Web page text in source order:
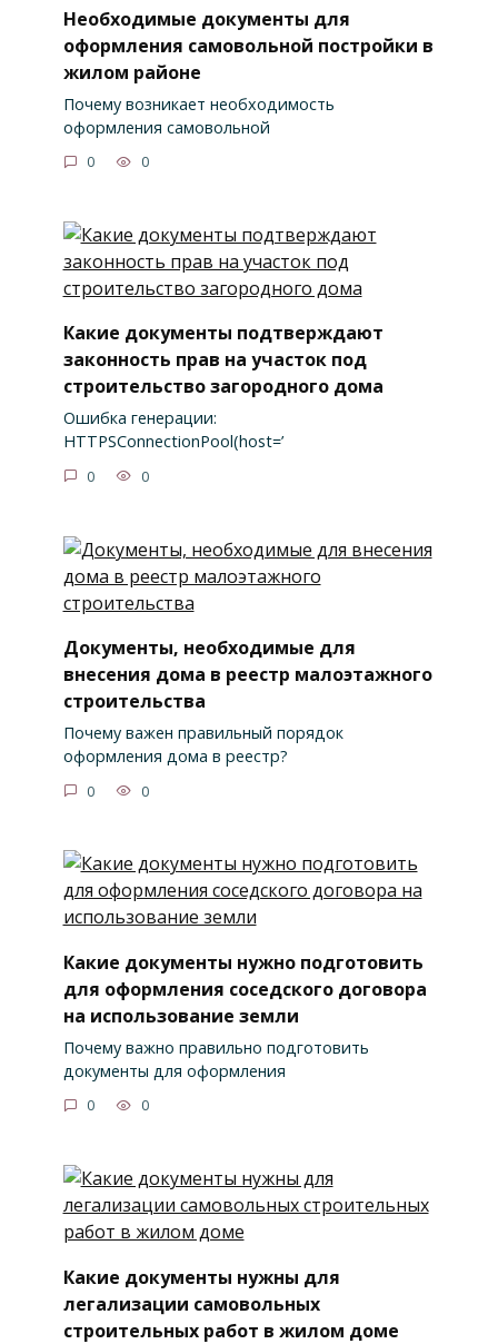
Необходимые документы для
оформления самовольной постройки в
жилом районе
Почему возникает необходимость
оформления самовольной
0 0
Какие документы подтверждают
законность прав на участок под
строительство загородного дома
Ошибка генерации:
HTTPSConnectionPool(host=’
0 0
Документы, необходимые для
внесения дома в реестр малоэтажного
строительства
Почему важен правильный порядок
оформления дома в реестр?
0 0
Какие документы нужно подготовить
для оформления соседского договора
на использование земли
Почему важно правильно подготовить
документы для оформления
0 0
Какие документы нужны для
легализации самовольных
строительных работ в жилом доме